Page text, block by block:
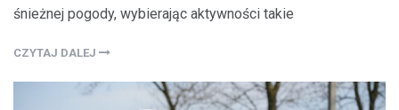
śnieżnej pogody, wybierając aktywności takie
CZYTAJ DALEJ